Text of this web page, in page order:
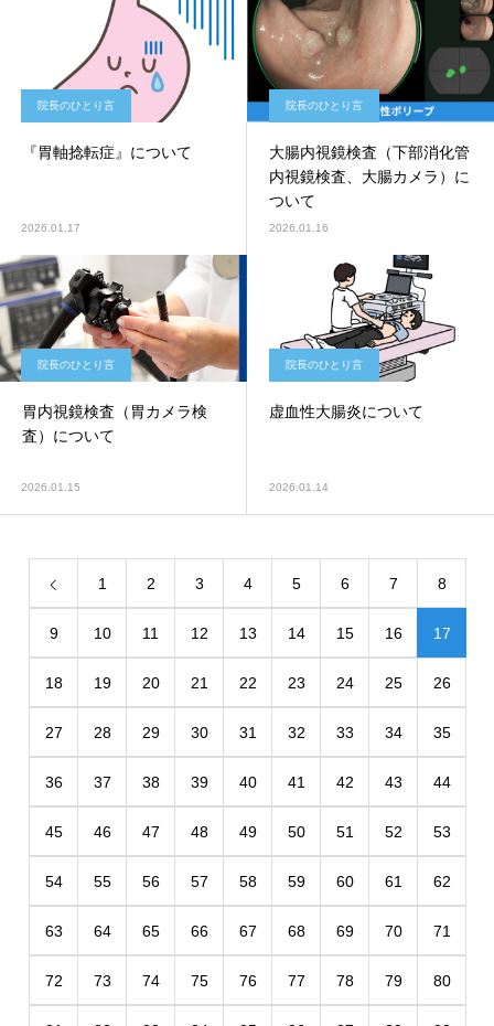
院長のひとり言
『胃軸捻転症』について
2026.01.17
院長のひとり言
大腸内視鏡検査（下部消化管
内視鏡検査、大腸カメラ）に
ついて
2026.01.16
院長のひとり言
胃内視鏡検査（胃カメラ検
査）について
2026.01.15
院長のひとり言
虚血性大腸炎について
2026.01.14
1 2 3 4 5 6 7 8
9 10 11 12 13 14 15 16 17
18 19 20 21 22 23 24 25 26
27 28 29 30 31 32 33 34 35
36 37 38 39 40 41 42 43 44
45 46 47 48 49 50 51 52 53
54 55 56 57 58 59 60 61 62
63 64 65 66 67 68 69 70 71
72 73 74 75 76 77 78 79 80